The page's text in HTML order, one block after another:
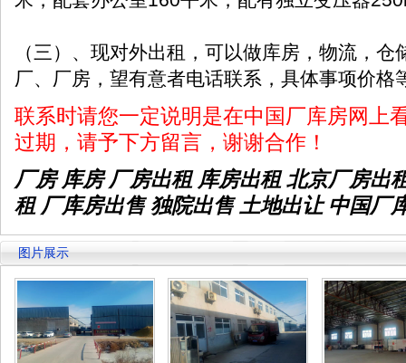
（三）、现对外出租，可以做库房，物流，
厂、厂房，望有意者电话联系，具体事项价格
联系时请您一定说明是在中国厂库房网上
过期，请予下方留言，谢谢合作！
厂房 库房 厂房出租 库房出租 北京厂房出
租 厂库房出售 独院出售 土地出让 中国厂
图片展示